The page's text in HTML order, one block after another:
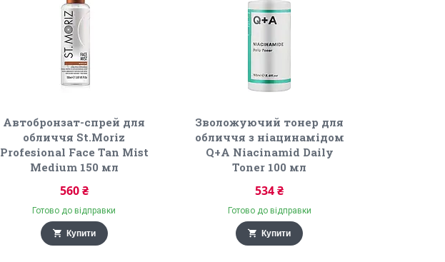
Автобронзат-спрей для
обличчя St.Moriz
Profesional Face Tan Mist
Medium 150 мл
560 ₴
Готово до відправки
Купити
Зволожуючий тонер для
обличчя з ніацинамідом
Q+A Niacinamid Daily
Toner 100 мл
534 ₴
Готово до відправки
Купити